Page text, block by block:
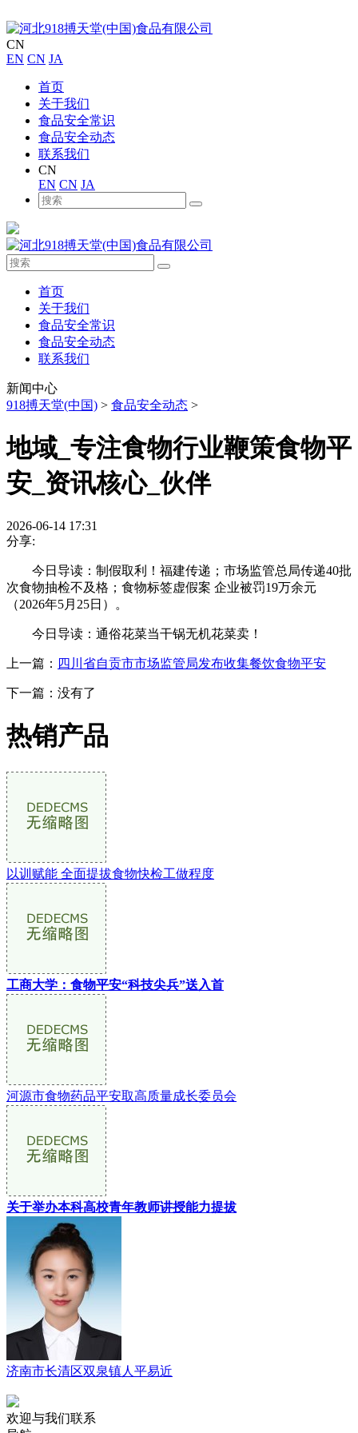
CN
EN CN JA
首页
关于我们
食品安全常识
食品安全动态
联系我们
CN
EN CN JA
首页
关于我们
食品安全常识
食品安全动态
联系我们
新闻中心
918搏天堂(中国) > 食品安全动态 >
地域_专注食物行业鞭策食物平
安_资讯核心_伙伴
2026-06-14 17:31
分享:
今日导读：制假取利！福建传递；市场监管总局传递40批
次食物抽检不及格；食物标签虚假案 企业被罚19万余元
（2026年5月25日）。
今日导读：通俗花菜当干锅无机花菜卖！
上一篇： 四川省自贡市市场监管局发布收集餐饮食物平安
下一篇：没有了
热销产品
以训赋能 全面提拔食物快检工做程度
工商大学：食物平安“科技尖兵”送入首
河源市食物药品平安取高质量成长委员会
关于举办本科高校青年教师讲授能力提拔
济南市长清区双泉镇人平易近
欢迎与我们联系